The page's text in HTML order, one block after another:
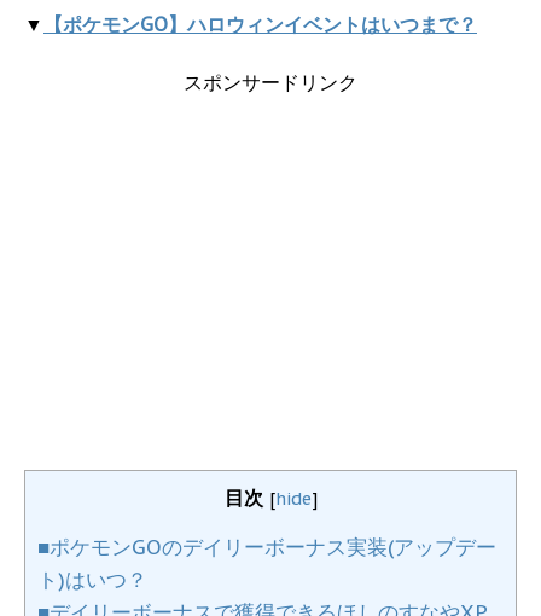
▼ 【ポケモンGO】ハロウィンイベントはいつまで？
スポンサードリンク
目次 [hide]
■ポケモンGOのデイリーボーナス実装(アップデー
ト)はいつ？